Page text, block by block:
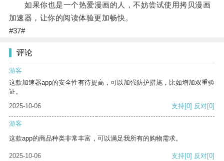
如果你也是一个热爱漫画的人，不妨尝试使用拷贝漫画
加速器，让你的阅读体验更加畅快。
#37#
评论
游客
这款加速器app的安全性有待提高，可以加强防护措施，比如增加双重验
证。
2025-10-06
支持[0] 反对[0]
游客
这款app的商品种类非常丰富，可以满足我所有的购物需求。
2025-10-06 支持[0] 反对[0]